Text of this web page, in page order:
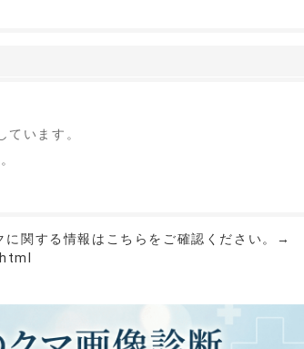
います。
関する情報はこちらをご確認ください。→